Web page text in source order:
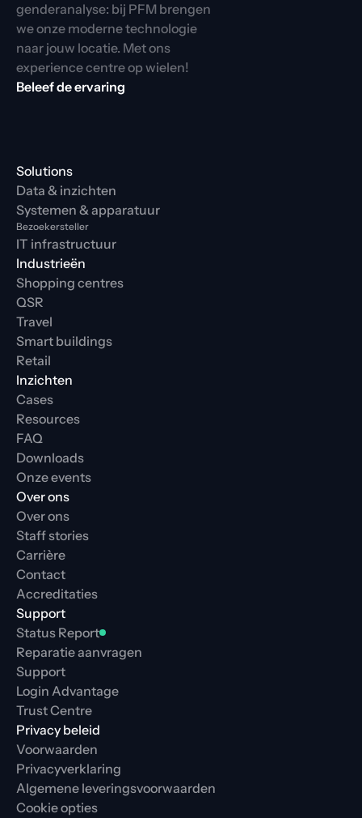
genderanalyse: bij PFM brengen
we onze moderne technologie
naar jouw locatie. Met ons
experience centre op wielen!
Beleef de ervaring
Solutions
Data & inzichten
Systemen & apparatuur
Bezoekersteller
IT infrastructuur
Industrieën
Shopping centres
QSR
Travel
Smart buildings
Retail
Inzichten
Cases
Resources
FAQ
Downloads
Onze events
Over ons
Over ons
Staff stories
Carrière
Contact
Accreditaties
Support
Status Report
Reparatie aanvragen
Support
Login Advantage
Trust Centre
Privacy beleid
Voorwaarden
Privacyverklaring
Algemene leveringsvoorwaarden
Cookie opties